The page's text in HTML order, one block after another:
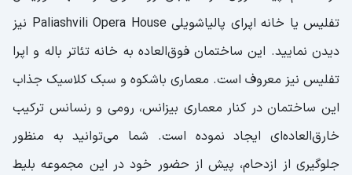
تفلیس یا خانه اپرای پالیاشویلی Paliashvili Opera House نیز
دیدن نمایید. این ساختمان فوق‌العاده به خانه تئاتر باله و اپرا
تفلیس نیز معروف است. معماری باشکوه و سبک کلاسیک جذاب
این ساختمان در کنار معماری بیزانس، رومی و رنسانس ترکیب
خارق‌العاده‌ای ایجاد نموده است. شما می‌توانید به منظور
جلوگیری از ازدحام، پیش از حضور خود در این مجموعه بلیط